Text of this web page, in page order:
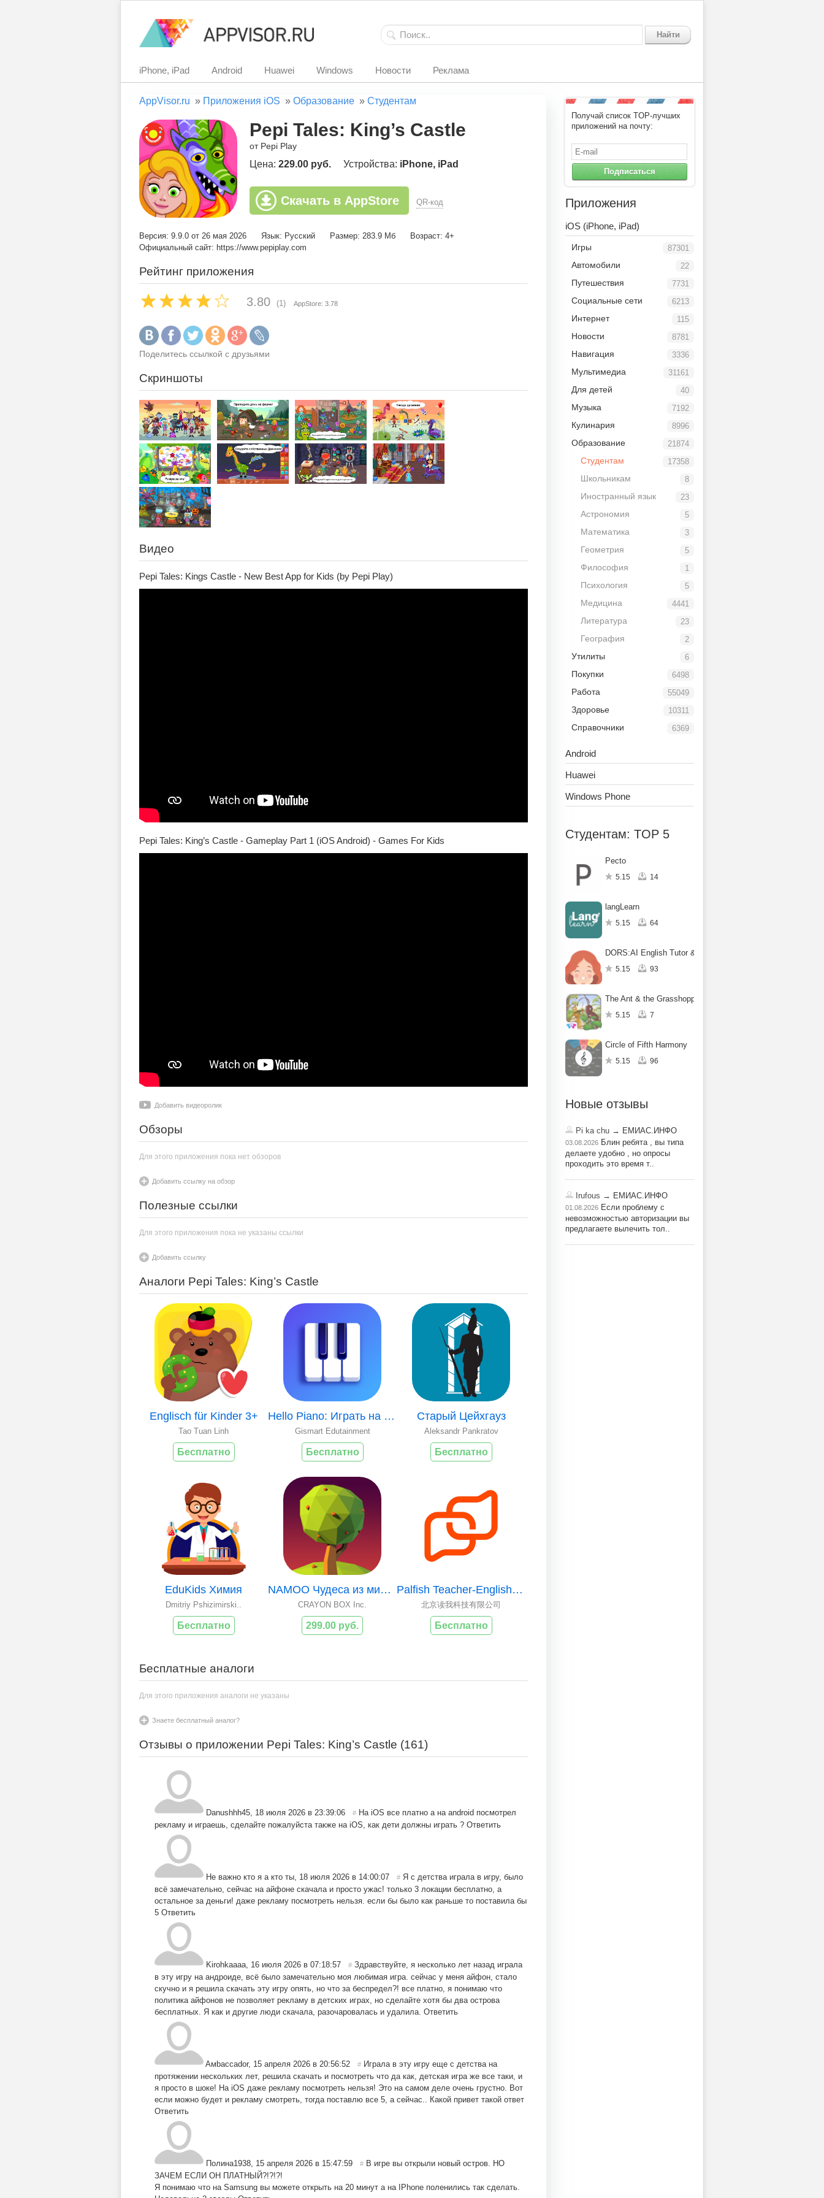
Найти
iPhone, iPad Android Huawei Windows Новости Реклама
AppVisor.ru » Приложения iOS » Образование » Студентам
Pepi Tales: King’s Castle
от Pepi Play
Цена: 229.00 руб. Устройства: iPhone, iPad
Скачать в AppStore QR-код
Версия: 9.9.0 от 26 мая 2026 Язык: Русский Размер: 283.9 Мб
Возраст: 4+
Официальный сайт: https://www.pepiplay.com
Рейтинг приложения
3.80 (1) AppStore: 3.78
Поделитесь ссылкой с друзьями
Скриншоты
Видео
Pepi Tales: Kings Castle - New Best App for Kids (by Pepi Play)
Pepi Tales: King’s Castle - Gameplay Part 1 (iOS Android) - Games For Kids
Добавить видеоролик
Обзоры
Для этого приложения пока нет обзоров
Добавить ссылку на обзор
Полезные ссылки
Для этого приложения пока не указаны ссылки
Добавить ссылку
Аналоги Pepi Tales: King’s Castle
Englisch für Kinder 3+
Tao Tuan Linh
Бесплатно
Hello Piano: Играть на Пианино
Gismart Edutainment
Бесплатно
Старый Цейхгауз
Aleksandr Pankratov
Бесплатно
EduKids Химия
Dmitriy Pshizimirski..
Бесплатно
NAMOO Чудеса из мира растений
CRAYON BOX Inc.
299.00 руб.
Palfish Teacher-English Tutor
北京读我科技有限公司
Бесплатно
Бесплатные аналоги
Для этого приложения аналоги не указаны
Знаете бесплатный аналог?
Отзывы о приложении Pepi Tales: King’s Castle (161)
Danushhh45, 18 июля 2026 в 23:39:06 # На iOS все платно а на android посмотрел
рекламу и играешь, сделайте пожалуйста также на iOS, как дети должны играть ? Ответить
Не важно кто я а кто ты, 18 июля 2026 в 14:00:07 # Я с детства играла в игру, было
всё замечательно, сейчас на айфоне скачала и просто ужас! только 3 локации бесплатно, а
остальное за деньги! даже рекламу посмотреть нельзя. если бы было как раньше то поставила бы
5 Ответить
Kirohkaaaa, 16 июля 2026 в 07:18:57 # Здравствуйте, я несколько лет назад играла
в эту игру на андроиде, всё было замечательно моя любимая игра. сейчас у меня айфон, стало
скучно и я решила скачать эту игру опять, но что за беспредел?! все платно, я понимаю что
политика айфонов не позволяет рекламу в детских играх, но сделайте хотя бы два острова
бесплатных. Я как и другие люди скачала, разочаровалась и удалила. Ответить
Aмbaссador, 15 апреля 2026 в 20:56:52 # Играла в эту игру еще с детства на
протяжении нескольких лет, решила скачать и посмотреть что да как, детская игра же все таки, и
я просто в шоке! На iOS даже рекламу посмотреть нельзя! Это на самом деле очень грустно. Вот
если можно будет и рекламу смотреть, тогда поставлю все 5, а сейчас.. Какой привет такой ответ
Ответить
Полина1938, 15 апреля 2026 в 15:47:59 # В игре вы открыли новый остров. НО
ЗАЧЕМ ЕСЛИ ОН ПЛАТНЫЙ?!?!?!
Я понимаю что на Samsung вы можете открыть на 20 минут а на IPhone поленились так сделать.
Получай список TOP-лучших
приложений на почту:
Подписаться
Приложения
iOS (iPhone, iPad)
87301
Игры
22
Автомобили
7731
Путешествия
6213
Социальные сети
115
Интернет
8781
Новости
3336
Навигация
31161
Мультимедиа
40
Для детей
7192
Музыка
8996
Кулинария
21874
Образование
17358
Студентам
8
Школьникам
23
Иностранный язык
5
Астрономия
3
Математика
5
Геометрия
1
Философия
5
Психология
4441
Медицина
23
Литература
2
География
6
Утилиты
6498
Покупки
55049
Работа
10311
Здоровье
6369
Справочники
Android
Huawei
Windows Phone
Студентам: TOP 5
Pecto
5.15 14
langLearn
5.15 64
DORS:AI English Tutor & Beyond
5.15 93
The Ant & the Grasshopper
5.15 7
Circle of Fifth Harmony
5.15 96
Новые отзывы
Pi ka chu → ЕМИАС.ИНФО
03.08.2026 Блин ребята , вы типа
делаете удобно , но опросы
проходить это время т..
Irufous → ЕМИАС.ИНФО
01.08.2026 Если проблему с
невозможностью авторизации вы
предлагаете вылечить тол..